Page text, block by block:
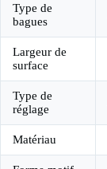
Type de
bagues
Largeur de
surface
Type de
réglage
Matériau